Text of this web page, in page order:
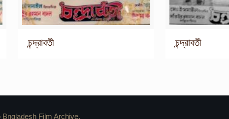
চন্দ্রাবতী চন্দ্রাবতী
Film Archive.